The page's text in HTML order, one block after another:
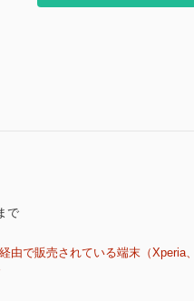
で
で販売されている端末（Xperia